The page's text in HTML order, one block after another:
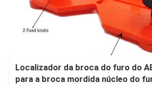
Localizador da broca do furo do
para a broca mordida núcleo do